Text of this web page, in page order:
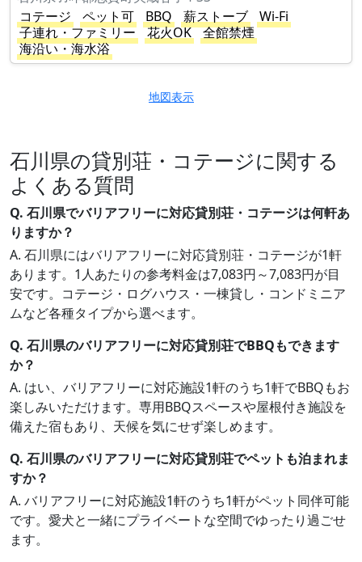
コテージ
ペット可 BBQ 薪ストーブ
Wi-Fi
子連れ・ファミリー
花火OK
全館禁煙
海沿い・海水浴
地図表示
石川県の貸別荘・コテージに関する
よくある質問
Q. 石川県でバリアフリーに対応貸別荘・コテージは何軒あ
りますか？
A. 石川県にはバリアフリーに対応貸別荘・コテージが1軒
あります。1人あたりの参考料金は7,083円～7,083円が目
安です。コテージ・ログハウス・一棟貸し・コンドミニア
ムなど各種タイプから選べます。
Q. 石川県のバリアフリーに対応貸別荘でBBQもできます
か？
A. はい、バリアフリーに対応施設1軒のうち1軒でBBQもお
楽しみいただけます。専用BBQスペースや屋根付き施設を
備えた宿もあり、天候を気にせず楽しめます。
Q. 石川県のバリアフリーに対応貸別荘でペットも泊まれま
すか？
A. バリアフリーに対応施設1軒のうち1軒がペット同伴可能
です。愛犬と一緒にプライベートな空間でゆったり過ごせ
ます。